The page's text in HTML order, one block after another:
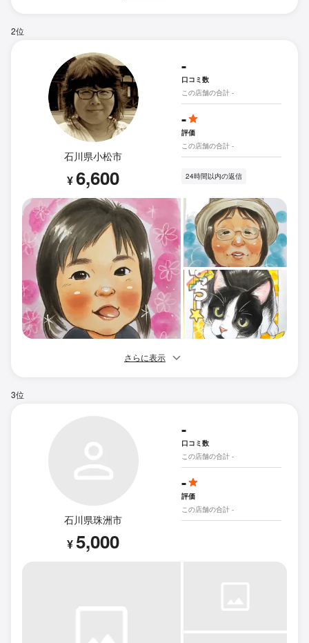
2位
石川県小松市
¥6,600
-
口コミ数
この店舗の合計 -
-
評価
この店舗の合計 -
24時間以内の返信
さらに表示
3位
石川県珠洲市
¥5,000
-
口コミ数
この店舗の合計 -
-
評価
この店舗の合計 -